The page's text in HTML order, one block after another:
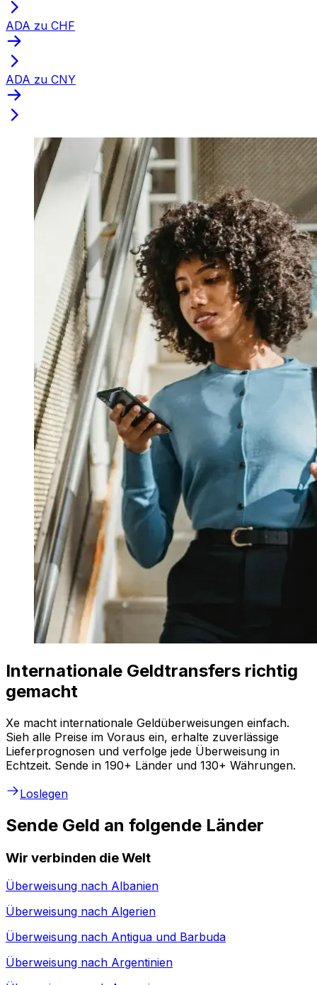
ADA zu CHF
ADA zu CNY
Internationale Geldtransfers richtig
gemacht
Xe macht internationale Geldüberweisungen einfach.
Sieh alle Preise im Voraus ein, erhalte zuverlässige
Lieferprognosen und verfolge jede Überweisung in
Echtzeit. Sende in 190+ Länder und 130+ Währungen.
Loslegen
Sende Geld an folgende Länder
Wir verbinden die Welt
Überweisung nach Albanien
Überweisung nach Algerien
Überweisung nach Antigua und Barbuda
Überweisung nach Argentinien